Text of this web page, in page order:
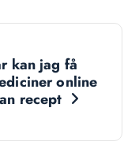
kan jag få
online
recept